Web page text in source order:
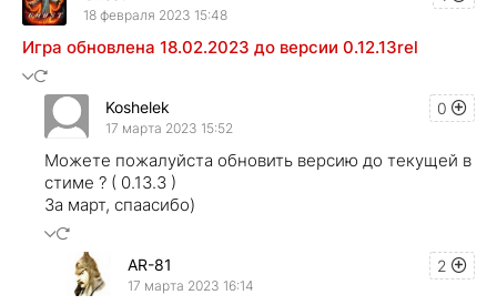
18 февраля 2023 15:48
Игра обновлена 18.02.2023 до версии 0.12.13rel
0
Koshelek
17 марта 2023 15:52
Можете пожалуйста обновить версию до текущей в
стиме ? ( 0.13.3 )
За март, спаасибо)
2
AR-81
17 марта 2023 16:14